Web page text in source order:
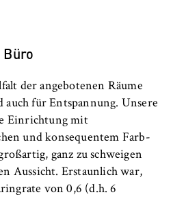
für Entspannung. Unsere
Einrichtung mit
und konsequentem Farb-
ganz zu schweigen
Aussicht. Erstaunlich war,
von 0,6 (d.h. 6
eingeloggt bleibt.